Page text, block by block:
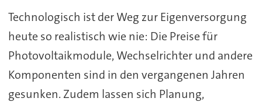
Technologisch ist der Weg zur Eigenversorgung
heute so realistisch wie nie: Die Preise für
Photovoltaikmodule, Wechselrichter und andere
Komponenten sind in den vergangenen Jahren
gesunken. Zudem lassen sich Planung,